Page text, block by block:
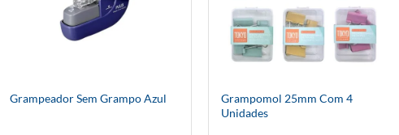
Grampeador Sem Grampo Azul
Grampomol 25mm Com 4
Unidades